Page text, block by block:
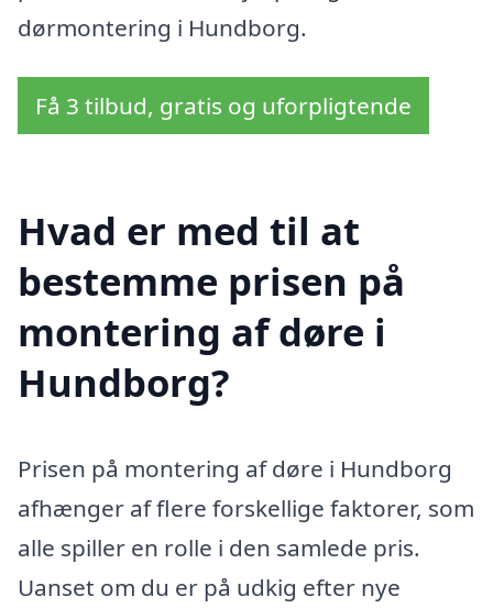
dørmontering i Hundborg.
Få 3 tilbud, gratis og uforpligtende
Hvad er med til at
bestemme prisen på
montering af døre i
Hundborg?
Prisen på montering af døre i Hundborg
afhænger af flere forskellige faktorer, som
alle spiller en rolle i den samlede pris.
Uanset om du er på udkig efter nye